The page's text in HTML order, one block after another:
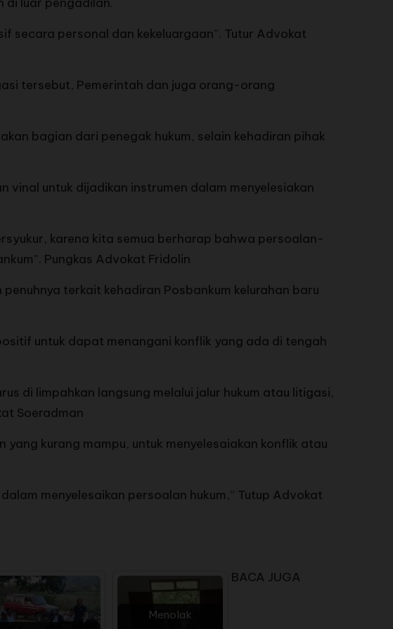
secara personal dan kekeluargaan”. Tutur Advokat
tersebut, Pemerintah dan juga orang-orang
bagian dari penegak hukum, selain kehadiran pihak
untuk dijadikan instrumen dalam menyelesiakan
karena kita semua berharap bahwa persoalan-
Pungkas Advokat Fridolin
terkait kehadiran Posbankum kelurahan baru
untuk dapat menangani konflik yang ada di tengah
di limpahkan langsung melalui jalur hukum atau litigasi,
Soeradman
kurang mampu, untuk menyelesaiakan konflik atau
menyelesaikan persoalan hukum,” Tutup Advokat
BACA JUGA
Menolak